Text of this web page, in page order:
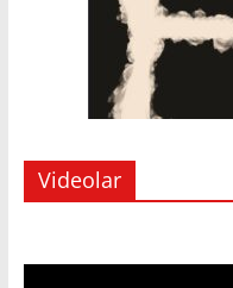
Videolar